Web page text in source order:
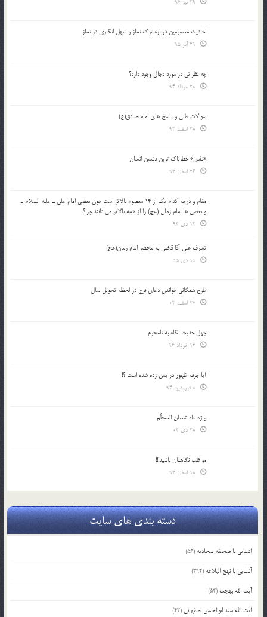
احادیث معصومین درباره ترک نماز و سهل انگاری در نماز
چه نظراتی در مورد دجال وجود دارد؟
سوالات طبی و پاسخ های امام صادق(ع)
«نفس» خطرناک ترین دشمن انسان
مقام و درجه كدام يك از 14 معصوم بالاتر است چون بعضي امام علي ـ عليه السلام ـ
و بعضي ها امام زمان (عج) را از همه بالاتر مي دانند چرا؟
تشرف علي آقا قاضي به محضر امام زمان(عج)
طرح همگانی خواندن دعای فرج در لحظه تحویل سال
چهل حدیث نگاه به نامحرم
آیا جرقه ظهور در یمن زده شده است ؟!
ویژه ماه شعبان المعظّم
مواظب نگاهتان باشید!!!
دسته بندی های سایت
آشنایی با صحیفه سجادیه (56)
آشنایی با نهج البلاغه (392)
آیت الله بهجت (54)
آیت الله سید ابوالحسن اصفهانی (43)